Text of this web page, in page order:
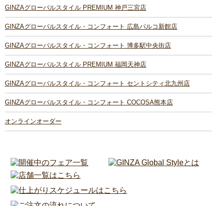
GINZAグローバルスタイル PREMIUM 神戸三宮店
GINZAグローバルスタイル・コンフォート 広島パルコ新館店
GINZAグローバルスタイル・コンフォート 博多駅中央街店
GINZAグローバルスタイル PREMIUM 福岡天神店
GINZAグローバルスタイル・コンフォート セントシティ北九州店
GINZAグローバルスタイル・コンフォート COCOSA熊本店
オンラインオーダー